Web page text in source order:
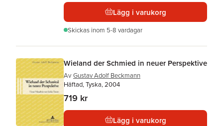
Lägg i varukorg
Skickas inom 5-8 vardagar
Wieland der Schmied in neuer Perspektive
Av Gustav Adolf Beckmann
Häftad, Tyska, 2004
719 kr
Lägg i varukorg